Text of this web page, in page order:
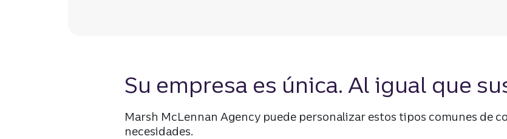
Su empresa es única. Al igual que
Marsh McLennan Agency puede personalizar estos tipos comunes de
necesidades.